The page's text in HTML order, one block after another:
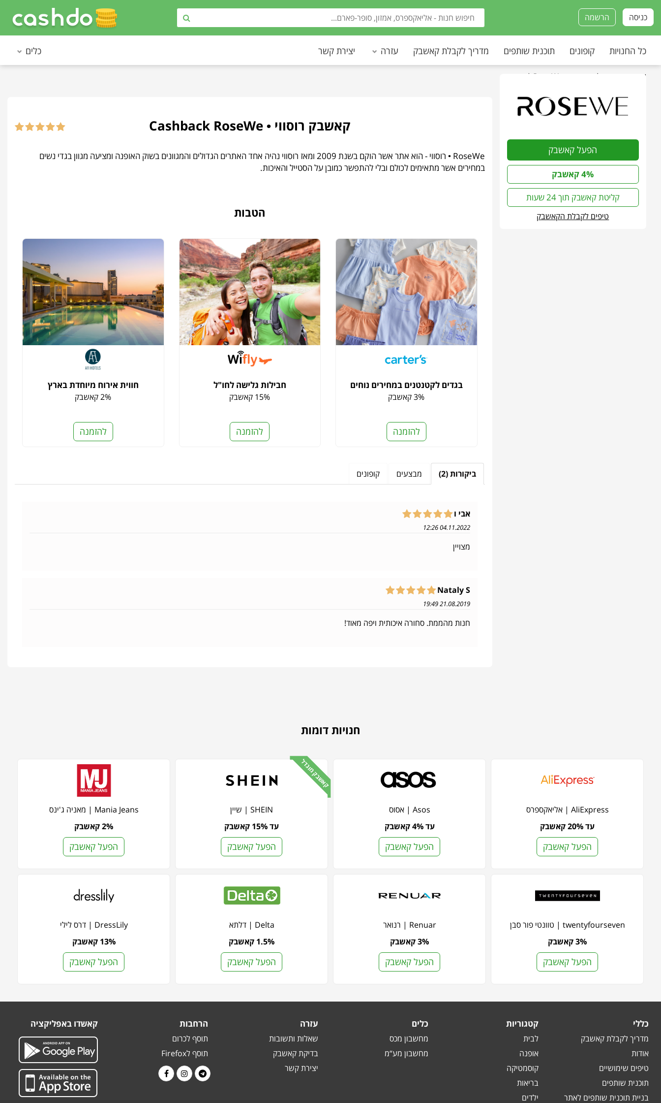
הרשמה כניסה
כל החנויות קופונים תוכנית שותפים מדריך לקבלת קאשבק עזרה יצירת קשר כלים
עמוד הבית כל החנויות RoseWe | רוסווי
הפעל קאשבק
4% קאשבק
קליטת קאשבק תוך 24 שעות
טיפים לקבלת הקאשבק
קאשבק רוסווי • Cashback RoseWe
RoseWe • רוסווי - הוא אתר אשר הוקם בשנת 2009 ומאז רוסווי נהיה אחד האתרים הגדולים והמגוונים בשוק האופנה ומציעה מגוון בגדי נשים
במחירים אשר מתאימים לכולם ובלי להתפשר כמובן על הסטייל והאיכות.
הטבות
בגדים לקטנטנים במחירים נוחים
3% קאשבק
להזמנה
חבילות גלישה לחו"ל
15% קאשבק
להזמנה
חווית אירוח מיוחדת בארץ
2% קאשבק
להזמנה
ביקורות (2) מבצעים קופונים
אבי ו
04.11.2022 12:26
מצויין
Nataly S
21.08.2019 19:49
חנות מהממת. סחורה איכותית ויפה מאוד!
חנויות דומות
AliExpress | אליאקספרס
עד 20% קאשבק
הפעל קאשבק
Asos | אסוס
עד 4% קאשבק
הפעל קאשבק
קאשבק מוגדל
SHEIN | שיין
עד 15% קאשבק
הפעל קאשבק
Mania Jeans | מאניה ג'ינס
2% קאשבק
הפעל קאשבק
twentyfourseven | טוונטי פור סבן
3% קאשבק
הפעל קאשבק
Renuar | רנואר
3% קאשבק
הפעל קאשבק
Delta | דלתא
1.5% קאשבק
הפעל קאשבק
DressLily | דרס לילי
13% קאשבק
הפעל קאשבק
כללי
מדריך לקבלת קאשבק
אודות
טיפים שימושיים
תוכנית שותפים
בניית תוכנית שותפים לאתר
קטגוריות
לבית
אופנה
קוסמטיקה
בריאות
ילדים
כלים
מחשבון מכס
מחשבון מע“מ
עזרה
שאלות ותשובות
בדיקת קאשבק
יצירת קשר
הרחבות
תוסף לכרום
תוסף לFirefox
קאשדו באפליקציה